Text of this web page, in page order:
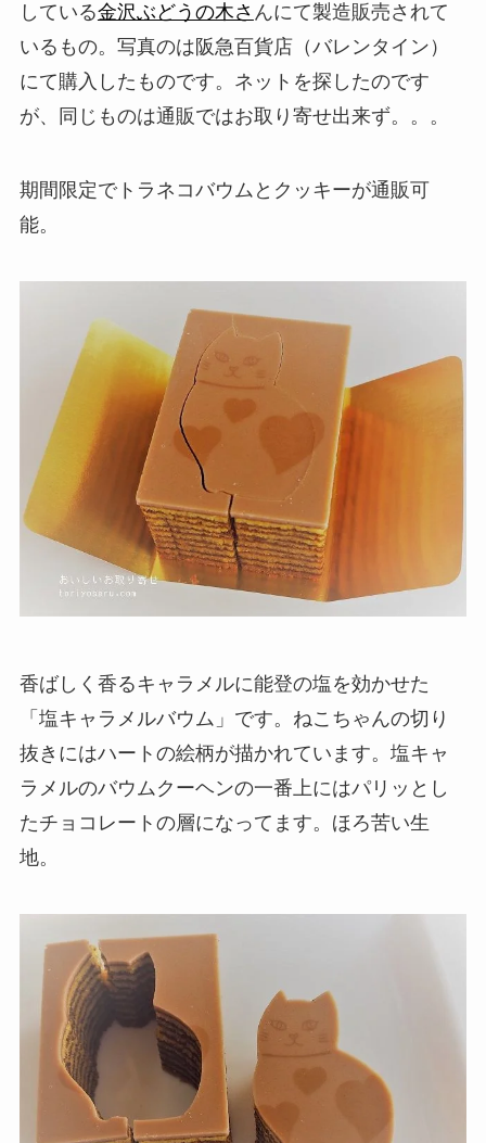
している金沢ぶどうの木さ んにて製造販売されて
いるもの。写真のは阪急百貨店（バレンタイン）
にて購入したものです。ネットを探したのです
が、同じものは通販ではお取り寄せ出来ず。。。
期間限定でトラネコバウムとクッキーが通販可
能。
香ばしく香るキャラメルに能登の塩を効かせた
「塩キャラメルバウム」です。ねこちゃんの切り
抜きにはハートの絵柄が描かれています。塩キャ
ラメルのバウムクーヘンの一番上にはパリッとし
たチョコレートの層になってます。ほろ苦い生
地。